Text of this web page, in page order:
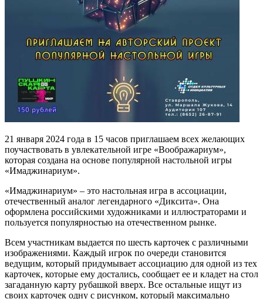
21 января 2024 года в 15 часов приглашаем всех желающих
поучаствовать в увлекательной игре «Воображариум»,
которая создана на основе популярной настольной игры
«Имаджинариум».
«Имаджинариум» – это настольная игра в ассоциации,
отечественный аналог легендарного «Диксита». Она
оформлена российскими художниками и иллюстраторами и
пользуется популярностью на отечественном рынке.
Всем участникам выдается по шесть карточек с различными
изображениями. Каждый игрок по очереди становится
ведущим, который придумывает ассоциацию для одной из тех
карточек, которые ему достались, сообщает ее и кладет на стол
загаданную карту рубашкой вверх. Все остальные ищут из
своих карточек одну с рисунком, который максимально